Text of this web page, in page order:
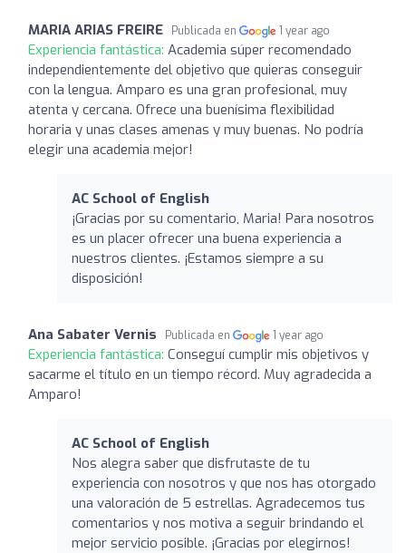
MARIA ARIAS FREIRE Publicada en 1 year ago
Experiencia fantástica: Academia súper recomendado
independientemente del objetivo que quieras conseguir
con la lengua. Amparo es una gran profesional, muy
atenta y cercana. Ofrece una buenísima flexibilidad
horaria y unas clases amenas y muy buenas. No podría
elegir una academia mejor!
AC School of English
¡Gracias por su comentario, Maria! Para nosotros
es un placer ofrecer una buena experiencia a
nuestros clientes. ¡Estamos siempre a su
disposición!
Ana Sabater Vernis Publicada en 1 year ago
Experiencia fantástica: Conseguí cumplir mis objetivos y
sacarme el título en un tiempo récord. Muy agradecida a
Amparo!
AC School of English
Nos alegra saber que disfrutaste de tu
experiencia con nosotros y que nos has otorgado
una valoración de 5 estrellas. Agradecemos tus
comentarios y nos motiva a seguir brindando el
mejor servicio posible. ¡Gracias por elegirnos!